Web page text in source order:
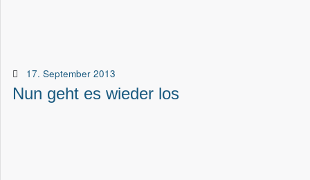
17. September 2013
Nun geht es wieder los